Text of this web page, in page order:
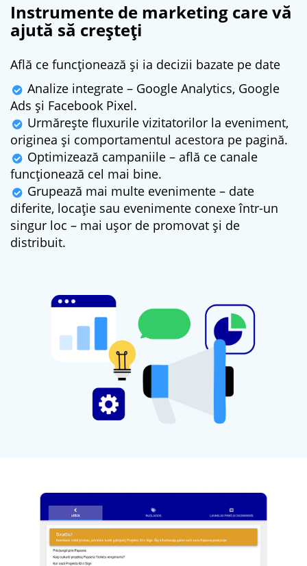
Instrumente de marketing care vă
ajută să creșteți
Află ce funcționează și ia decizii bazate pe date
Analize integrate – Google Analytics, Google
Ads și Facebook Pixel.
Urmărește fluxurile vizitatorilor la eveniment,
originea și comportamentul acestora pe pagină.
Optimizează campaniile – află ce canale
funcționează cel mai bine.
Grupează mai multe evenimente – date
diferite, locație sau evenimente conexe într-un
singur loc – mai ușor de promovat și de
distribuit.